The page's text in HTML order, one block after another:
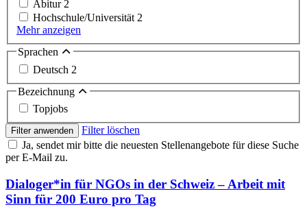
Abitur 2
Hochschule/Universität 2
Mehr anzeigen
Sprachen
Deutsch 2
Bezeichnung
Topjobs
Filter anwenden
Filter löschen
Ja, sendet mir bitte die neuesten Stellenangebote für diese Suche
per E-Mail zu.
Dialoger*in für NGOs in der Schweiz – Arbeit mit
Sinn für 200 Euro pro Tag